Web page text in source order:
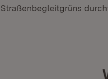
Straßenbegleitgrüns